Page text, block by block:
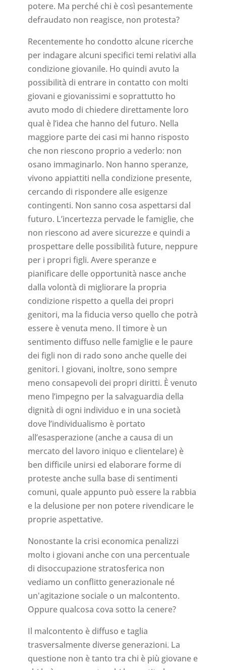
potere. Ma perché chi è così pesantemente
defraudato non reagisce, non protesta?
Recentemente ho condotto alcune ricerche
per indagare alcuni specifici temi relativi alla
condizione giovanile. Ho quindi avuto la
possibilità di entrare in contatto con molti
giovani e giovanissimi e soprattutto ho
avuto modo di chiedere direttamente loro
qual è l’idea che hanno del futuro. Nella
maggiore parte dei casi mi hanno risposto
che non riescono proprio a vederlo: non
osano immaginarlo. Non hanno speranze,
vivono appiattiti nella condizione presente,
cercando di rispondere alle esigenze
contingenti. Non sanno cosa aspettarsi dal
futuro. L’incertezza pervade le famiglie, che
non riescono ad avere sicurezze e quindi a
prospettare delle possibilità future, neppure
per i propri figli. Avere speranze e
pianificare delle opportunità nasce anche
dalla volontà di migliorare la propria
condizione rispetto a quella dei propri
genitori, ma la fiducia verso quello che potrà
essere è venuta meno. Il timore è un
sentimento diffuso nelle famiglie e le paure
dei figli non di rado sono anche quelle dei
genitori. I giovani, inoltre, sono sempre
meno consapevoli dei propri diritti. È venuto
meno l’impegno per la salvaguardia della
dignità di ogni individuo e in una società
dove l’individualismo è portato
all’esasperazione (anche a causa di un
mercato del lavoro iniquo e clientelare) è
ben difficile unirsi ed elaborare forme di
proteste anche sulla base di sentimenti
comuni, quale appunto può essere la rabbia
e la delusione per non potere rivendicare le
proprie aspettative.
Nonostante la crisi economica penalizzi
molto i giovani anche con una percentuale
di disoccupazione stratosferica non
vediamo un conflitto generazionale né
un'agitazione sociale o un malcontento.
Oppure qualcosa cova sotto la cenere?
Il malcontento è diffuso e taglia
trasversalmente diverse generazioni. La
questione non è tanto tra chi è più giovane e